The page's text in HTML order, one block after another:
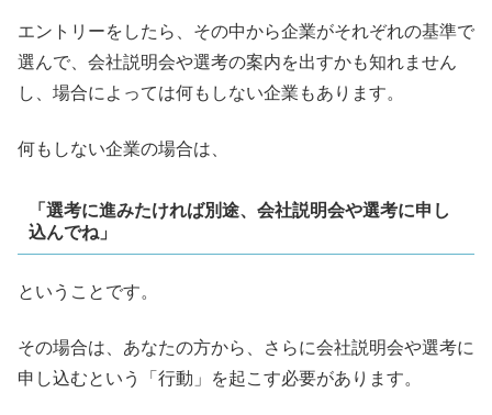
エントリーをしたら、その中から企業がそれぞれの基準で
選んで、会社説明会や選考の案内を出すかも知れません
し、場合によっては何もしない企業もあります。
何もしない企業の場合は、
「選考に進みたければ別途、会社説明会や選考に申し
込んでね」
ということです。
その場合は、あなたの方から、さらに会社説明会や選考に
申し込むという「行動」を起こす必要があります。